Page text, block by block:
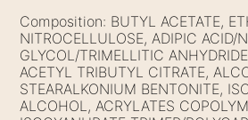
Composition: BUTYL ACETATE,
NITROCELLULOSE, ADIPIC ACID/
GLYCOL/TRIMELLITIC
ACETYL TRIBUTYL CITRATE,
STEARALKONIUM BENTONITE,
ALCOHOL, ACRYLATES